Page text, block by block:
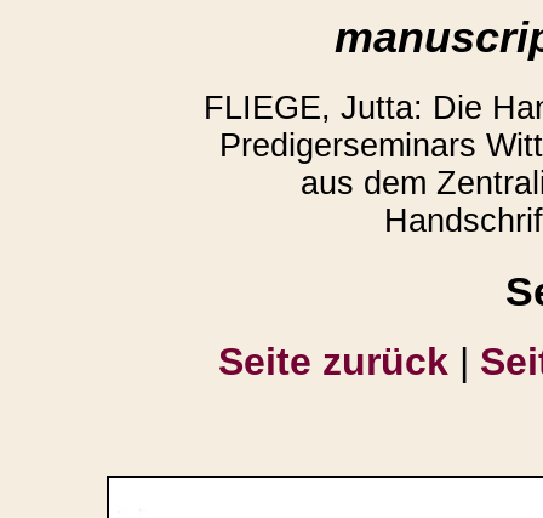
FLIEGE, Jutta: Die
Predigerseminars
aus dem
Seite zurück |